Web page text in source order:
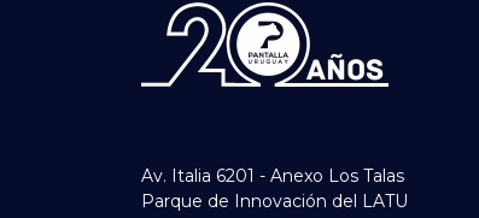
Av. Italia 6201 - Anexo Los Talas
Parque de Innovación del LATU